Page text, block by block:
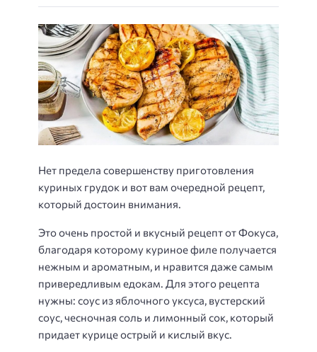
Нет предела совершенству приготовления
куриных грудок и вот вам очередной рецепт,
который достоин внимания.
Это очень простой и вкусный рецепт от Фокуса,
благодаря которому куриное филе получается
нежным и ароматным, и нравится даже самым
привередливым едокам. Для этого рецепта
нужны: соус из яблочного уксуса, вустерский
соус, чесночная соль и лимонный сок, который
придает курице острый и кислый вкус.